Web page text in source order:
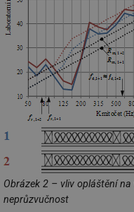
Obrázek 2 – vliv opláštění
neprůzvučnost